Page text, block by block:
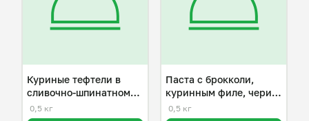
Куриные тефтели в
сливочно-шпинатном
соусе
0,5 кг
Паста с брокколи,
куринным филе, чери и
пармезаном
0,5 кг